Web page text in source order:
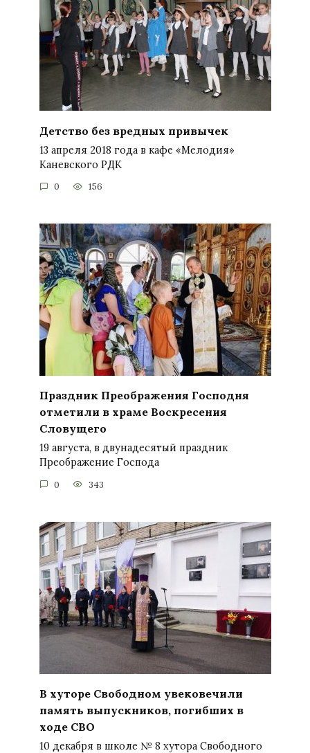
Детство без вредных привычек
13 апреля 2018 года в кафе «Мелодия»
Каневского РДК
0 156
Праздник Преображения Господня
отметили в храме Воскресения
Словущего
19 августа, в двунадесятый праздник
Преображение Господа
0 343
В хуторе Свободном увековечили
память выпускников, погибших в
ходе СВО
10 декабря в школе № 8 хутора Свободного